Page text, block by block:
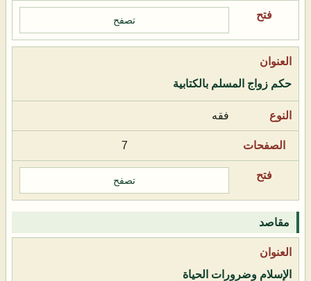
تصفح
حكم زواج المسلم بالكتابية
فقه
7
تصفح
مقاصد
الإسلام وضرورات الحياة